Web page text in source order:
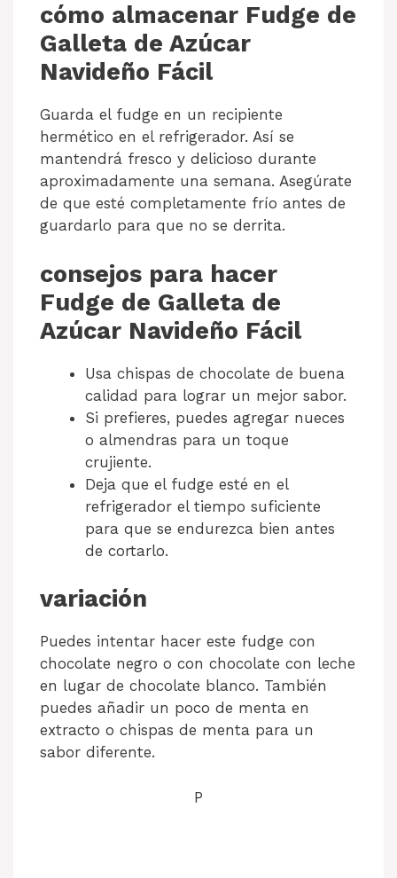
cómo almacenar Fudge de
Galleta de Azúcar
Navideño Fácil
Guarda el fudge en un recipiente
hermético en el refrigerador. Así se
mantendrá fresco y delicioso durante
aproximadamente una semana. Asegúrate
de que esté completamente frío antes de
guardarlo para que no se derrita.
consejos para hacer
Fudge de Galleta de
Azúcar Navideño Fácil
Usa chispas de chocolate de buena
calidad para lograr un mejor sabor.
Si prefieres, puedes agregar nueces
o almendras para un toque
crujiente.
Deja que el fudge esté en el
refrigerador el tiempo suficiente
para que se endurezca bien antes
de cortarlo.
variación
Puedes intentar hacer este fudge con
chocolate negro o con chocolate con leche
en lugar de chocolate blanco. También
puedes añadir un poco de menta en
extracto o chispas de menta para un
sabor diferente.
P